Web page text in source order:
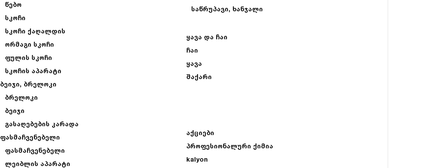
წებო
სკოჩი
სკოჩი ქაღალდის
ორმაგი სკოჩი
ფულის სკოჩი
სკოჩის აპარატი
ბეიჯი, ბრელოკი
ბრელოკი
ბეიჯი
გასაღებების კარადა
ფასმაჩვენებელი
ფასმაჩვენებელი
ლეიბლის აპარატი
საწრუპავი, ხანჯალი
ყავა და ჩაი
ჩაი
ყავა
შაქარი
აქციები
პროფესიონალური ქიმია
kalyon